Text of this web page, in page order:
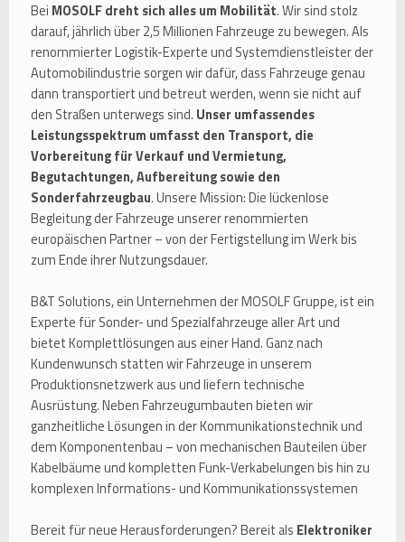
Bei MOSOLF dreht sich alles um Mobilität. Wir sind stolz
darauf, jährlich über 2,5 Millionen Fahrzeuge zu bewegen. Als
renommierter Logistik-Experte und Systemdienstleister der
Automobilindustrie sorgen wir dafür, dass Fahrzeuge genau
dann transportiert und betreut werden, wenn sie nicht auf
den Straßen unterwegs sind. Unser umfassendes
Leistungsspektrum umfasst den Transport, die
Vorbereitung für Verkauf und Vermietung,
Begutachtungen, Aufbereitung sowie den
Sonderfahrzeugbau. Unsere Mission: Die lückenlose
Begleitung der Fahrzeuge unserer renommierten
europäischen Partner – von der Fertigstellung im Werk bis
zum Ende ihrer Nutzungsdauer.
B&T Solutions, ein Unternehmen der MOSOLF Gruppe, ist ein
Experte für Sonder- und Spezialfahrzeuge aller Art und
bietet Komplettlösungen aus einer Hand. Ganz nach
Kundenwunsch statten wir Fahrzeuge in unserem
Produktionsnetzwerk aus und liefern technische
Ausrüstung. Neben Fahrzeugumbauten bieten wir
ganzheitliche Lösungen in der Kommunikationstechnik und
dem Komponentenbau – von mechanischen Bauteilen über
Kabelbäume und kompletten Funk-Verkabelungen bis hin zu
komplexen Informations- und Kommunikationssystemen
Bereit für neue Herausforderungen? Bereit als Elektroniker